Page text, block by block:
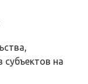
на